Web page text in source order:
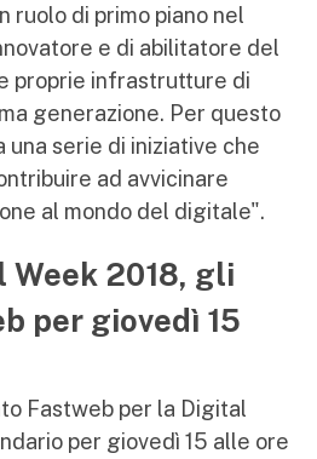
ruolo di primo piano nel
e di abilitatore del
proprie infrastrutture di
generazione. Per questo
una serie di iniziative che
ad avvicinare
al mondo del digitale".
Week 2018, gli
per giovedì 15
Fastweb per la Digital
per giovedì 15 alle ore